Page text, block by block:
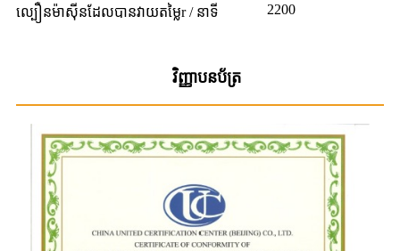
ល្បឿនម៉ាស៊ីនដែលបានវាយតម្លៃr / នាទី 2200
វិញ្ញាបនប័ត្រ